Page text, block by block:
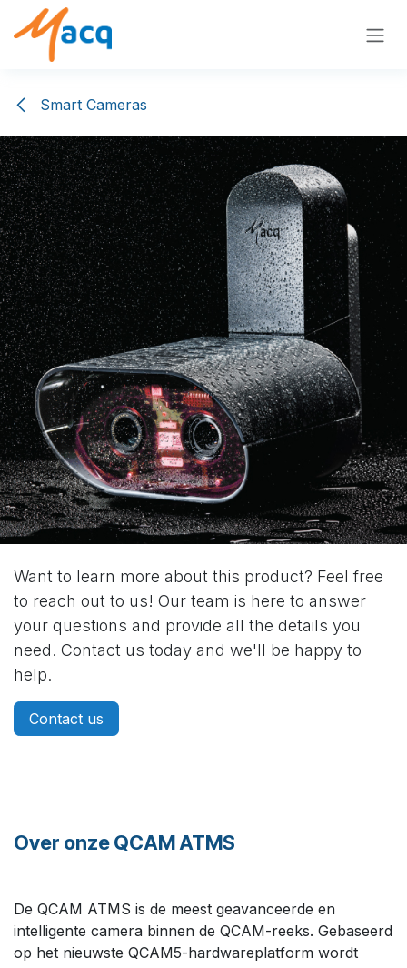
Overslaan naar inhoud
Smart Cameras
Want to learn more about this product? Feel free
to reach out to us! Our team is here to answer
your questions and provide all the details you
need. Contact us today and we'll be happy to
help.
Contact us
Over onze QCAM ATMS
De QCAM ATMS is de meest geavanceerde en
intelligente camera binnen de QCAM-reeks. Gebaseerd
op het nieuwste QCAM5-hardwareplatform wordt